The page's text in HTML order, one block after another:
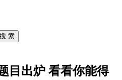
搜 索
目出炉 看看你能得